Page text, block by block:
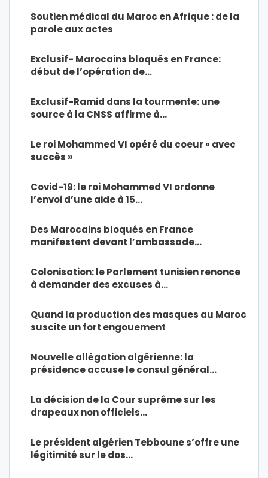
Soutien médical du Maroc en Afrique : de la
parole aux actes
Exclusif- Marocains bloqués en France:
début de l’opération de…
Exclusif-Ramid dans la tourmente: une
source à la CNSS affirme à…
Le roi Mohammed VI opéré du coeur « avec
succès »
Covid-19: le roi Mohammed VI ordonne
l’envoi d’une aide à 15…
Des Marocains bloqués en France
manifestent devant l’ambassade…
Colonisation: le Parlement tunisien renonce
à demander des excuses à…
Quand la production des masques au Maroc
suscite un fort engouement
Nouvelle allégation algérienne: la
présidence accuse le consul général…
La décision de la Cour suprême sur les
drapeaux non officiels…
Le président algérien Tebboune s’offre une
légitimité sur le dos…